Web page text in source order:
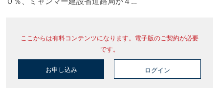
ここからは有料コンテンツになります。電子版のご契約が必要
です。
お申し込み ログイン